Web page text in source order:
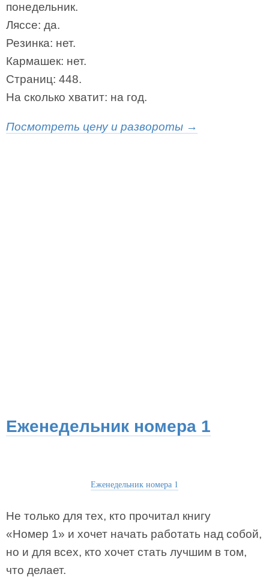
понедельник.
Ляссе: да.
Резинка: нет.
Кармашек: нет.
Страниц: 448.
На сколько хватит: на год.
Посмотреть цену и развороты →
Еженедельник номера 1
Еженедельник номера 1
Не только для тех, кто прочитал книгу
«Номер 1» и хочет начать работать над собой,
но и для всех, кто хочет стать лучшим в том,
что делает.